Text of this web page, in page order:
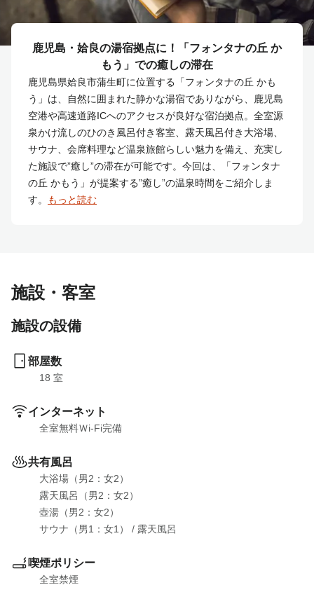
鹿児島・姶良の湯宿拠点に！「フォンタナの丘 か
もう」での癒しの滞在
鹿児島県姶良市蒲生町に位置する「フォンタナの丘 かも
う」は、自然に囲まれた静かな湯宿でありながら、鹿児島
空港や高速道路ICへのアクセスが良好な宿泊拠点。全室源
泉かけ流しのひのき風呂付き客室、露天風呂付き大浴場、
サウナ、会席料理など温泉旅館らしい魅力を備え、充実し
た施設で”癒し”の滞在が可能です。今回は、「フォンタナ
の丘 かもう」が提案する”癒し”の温泉時間をご紹介しま
す。
もっと読む
施設・客室
施設の設備
部屋数
18 室
インターネット
全室無料Ｗi-Fi完備
共有風呂
大浴場（男2：女2）
露天風呂（男2：女2）
壺湯（男2：女2）
サウナ（男1：女1）
/ 露天風呂
喫煙ポリシー
全室禁煙